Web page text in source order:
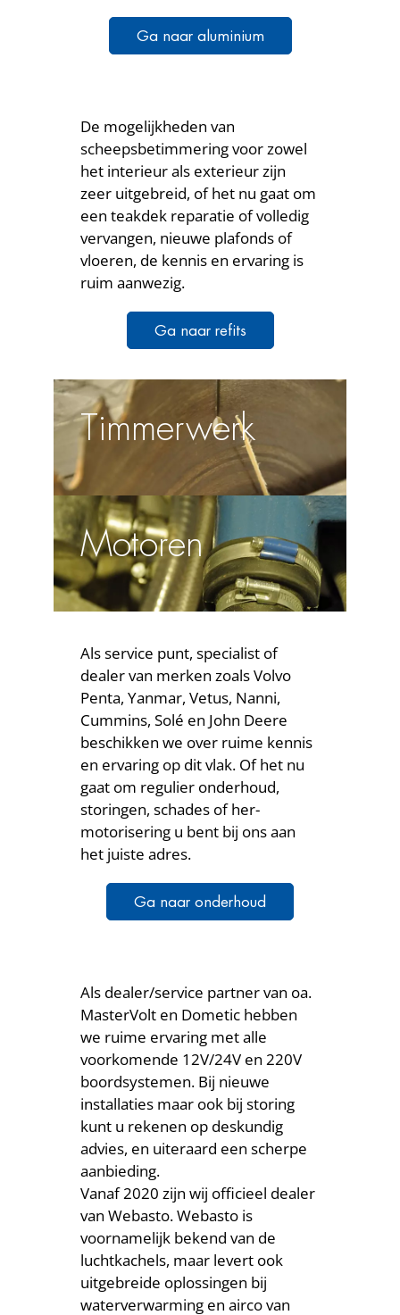
Ga naar aluminium
De mogelijkheden van
scheepsbetimmering voor zowel
het interieur als exterieur zijn
zeer uitgebreid, of het nu gaat om
een teakdek reparatie of volledig
vervangen, nieuwe plafonds of
vloeren, de kennis en ervaring is
ruim aanwezig.
Ga naar refits
Timmerwerk
Motoren
Als service punt, specialist of
dealer van merken zoals Volvo
Penta, Yanmar, Vetus, Nanni,
Cummins, Solé en John Deere
beschikken we over ruime kennis
en ervaring op dit vlak. Of het nu
gaat om regulier onderhoud,
storingen, schades of her-
motorisering u bent bij ons aan
het juiste adres.
Ga naar onderhoud
Als dealer/service partner van oa.
MasterVolt en Dometic hebben
we ruime ervaring met alle
voorkomende 12V/24V en 220V
boordsystemen. Bij nieuwe
installaties maar ook bij storing
kunt u rekenen op deskundig
advies, en uiteraard een scherpe
aanbieding.
Vanaf 2020 zijn wij officieel dealer
van Webasto. Webasto is
voornamelijk bekend van de
luchtkachels, maar levert ook
uitgebreide oplossingen bij
waterverwarming en airco van